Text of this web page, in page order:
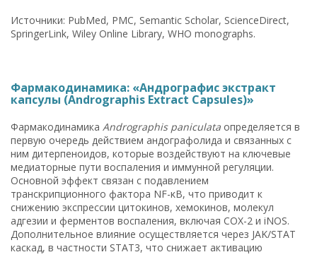
Источники: PubMed, PMC, Semantic Scholar, ScienceDirect,
SpringerLink, Wiley Online Library, WHO monographs.
Фармакодинамика: «Андрографис экстракт
капсулы (Andrographis Extract Capsules)»
Фармакодинамика Andrographis paniculata определяется в
первую очередь действием андографолида и связанных с
ним дитерпеноидов, которые воздействуют на ключевые
медиаторные пути воспаления и иммунной регуляции.
Основной эффект связан с подавлением
транскрипционного фактора NF-κB, что приводит к
снижению экспрессии цитокинов, хемокинов, молекул
адгезии и ферментов воспаления, включая COX-2 и iNOS.
Дополнительное влияние осуществляется через JAK/STAT
каскад, в частности STAT3, что снижает активацию